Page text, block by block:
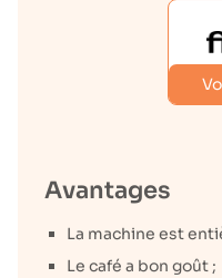
Avantages
La machine est
Le café a bon goût ;